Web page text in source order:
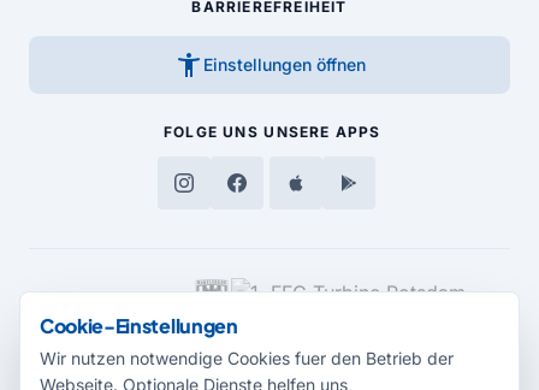
BARRIEREFREIHEIT
accessibility_new Einstellungen öffnen
FOLGE UNS UNSERE APPS
MEDIENPARTNER
Cookie-Einstellungen
Wir nutzen notwendige Cookies fuer den Betrieb der
Webseite. Optionale Dienste helfen uns,